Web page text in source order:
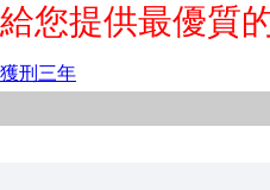
給您提供最優質
刑三年